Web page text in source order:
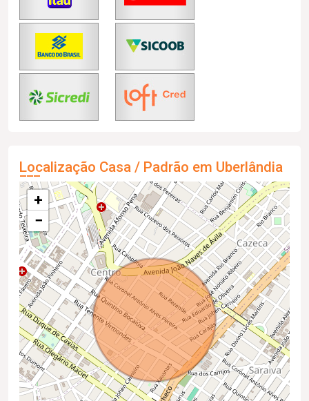
Localização Casa / Padrão em Uberlândia
+
−